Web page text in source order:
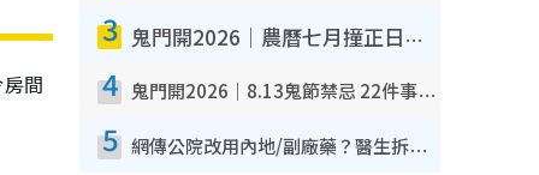
間
3 鬼門開2026｜農曆七月撞正日全食特別邪？專家警告切忌做一事！揭4大禁忌+2招保平安
4 鬼門開2026｜8.13鬼節禁忌 22件事唔做得！燒肉、刺身要少食？半夜勿吹口哨/打呢個電話
5 網傳公院改用內地/副廠藥？醫生拆解正副廠分別 揭4類人換藥隨時出事